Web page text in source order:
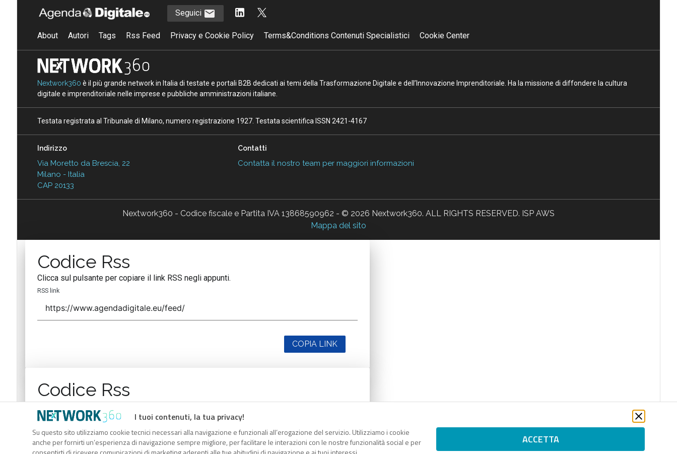
I tuoi contenuti, la tua privacy!
Su questo sito utilizziamo cookie tecnici necessari alla navigazione e funzionali all’erogazione del servizio. Utilizziamo i cookie
anche per fornirti un’esperienza di navigazione sempre migliore, per facilitare le interazioni con le nostre funzionalità social e per
ACCETTA
Seguici
About Autori Tags Rss Feed Privacy e Cookie Policy Terms&Conditions Contenuti Specialistici Cookie Center
Nextwork360 è il più grande network in Italia di testate e portali B2B dedicati ai temi della Trasformazione Digitale e dell’Innovazione Imprenditoriale. Ha la missione di diffondere la cultura
digitale e imprenditoriale nelle imprese e pubbliche amministrazioni italiane.
Testata registrata al Tribunale di Milano, numero registrazione 1927. Testata scientifica ISSN 2421-4167
Indirizzo
Via Moretto da Brescia, 22
Milano - Italia
CAP 20133
Contatti
Contatta il nostro team per maggiori informazioni
Nextwork360 - Codice fiscale e Partita IVA 13868590962 - © 2026 Nextwork360. ALL RIGHTS RESERVED. ISP AWS
Mappa del sito
Codice Rss
Clicca sul pulsante per copiare il link RSS negli appunti.
RSS link
COPIA LINK
Codice Rss
RSS link